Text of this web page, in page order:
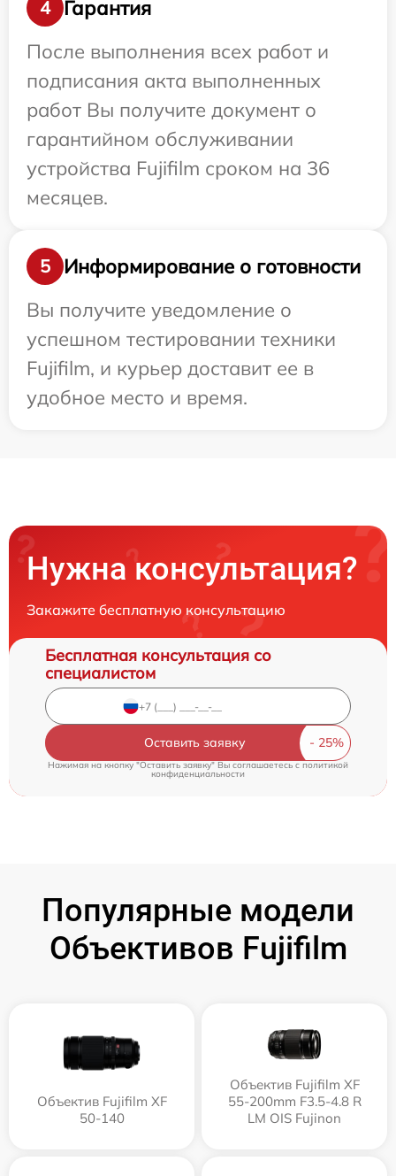
4
Гарантия
После выполнения всех работ и
подписания акта выполненных
работ Вы получите документ о
гарантийном обслуживании
устройства Fujifilm сроком на 36
месяцев.
5
Информирование о готовности
Вы получите уведомление о
успешном тестировании техники
Fujifilm, и курьер доставит ее в
удобное место и время.
Нужна консультация?
Закажите бесплатную консультацию
Бесплатная консультация со
специалистом
Оставить заявку
Нажимая на кнопку "Оставить заявку" Вы соглашаетесь c политикой
конфиденциальности
Популярные модели
Объективов Fujifilm
Объектив Fujifilm XF
50-140
Объектив Fujifilm XF
55-200mm F3.5-4.8 R
LM OIS Fujinon